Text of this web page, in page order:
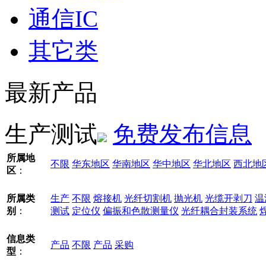
通信IC
其它类
最新产品
生产测试
免费发布信息
所属地
区 ：
不限 华东地区 华南地区 华中地区 华北地区 西北地
所属类
别 ：
生产
测试
不限 熔接机 光纤切割机 抛光机 光缆开剥刀 温
定位仪 偏振和色散测量仪 光纤耦合封装系统
信息类
型 ：
产品 不限 产品 采购